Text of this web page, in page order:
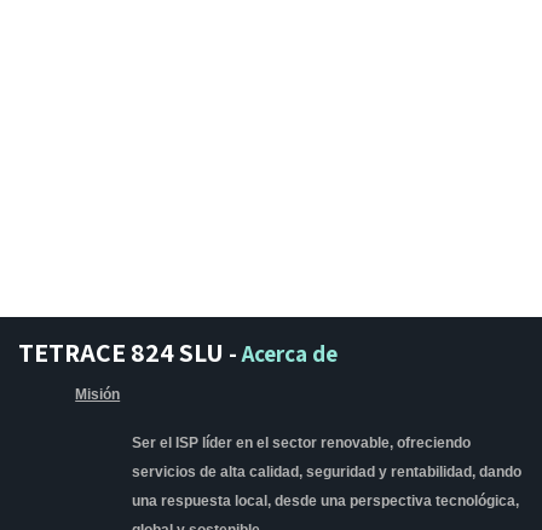
TETRACE 824 SLU -Acerca de
Misión
Ser el ISP líder en el sector renovable, ofreciendo
servicios de alta calidad, seguridad y rentabilidad, dando
una respuesta local, desde una perspectiva tecnológica,